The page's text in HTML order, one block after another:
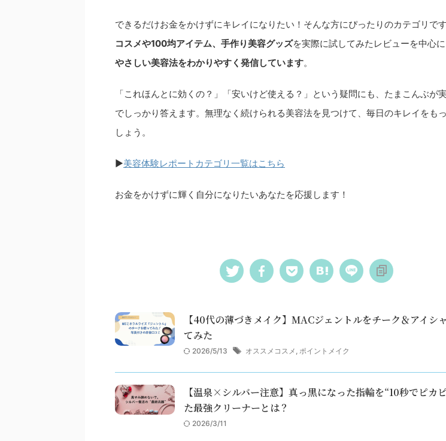
できるだけお金をかけずにキレイになりたい！そんな方にぴったりのカテゴリです
コスメや100均アイテム、手作り美容グッズを実際に試してみたレビューを中心に
やさしい美容法をわかりやすく発信しています。
「これほんとに効くの？」「安いけど使える？」という疑問にも、たまこんぶが
でしっかり答えます。無理なく続けられる美容法を見つけて、毎日のキレイをも
しょう。
▶︎美容体験レポートカテゴリ一覧はこちら
お金をかけずに輝く自分になりたいあなたを応援します！
【40代の薄づきメイク】MACジェントルをチーク＆アイシ
てみた
2026/5/13 オススメコスメ ポイントメイク
【温泉×シルバー注意】真っ黒になった指輪を“10秒でピカ
た最強クリーナーとは？
2026/3/11